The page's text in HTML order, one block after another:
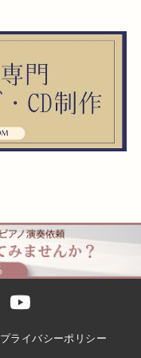
プライバシーポリシー